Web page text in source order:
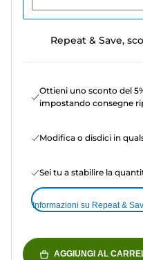
Repeat & Save,
Ottieni uno sconto del
impostando consegne
Modifica o disdici in
Sei tu a stabilire la
Informazioni su Repeat &
AGGIUNGI AL